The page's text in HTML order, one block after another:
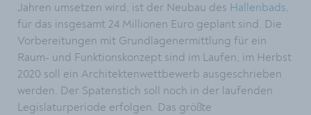
Jahren umsetzen wird, ist der Neubau des Hallenbads,
für das insgesamt 24 Millionen Euro geplant sind. Die
Vorbereitungen mit Grundlagenermittlung für ein
Raum- und Funktionskonzept sind im Laufen, im Herbst
2020 soll ein Architektenwettbewerb ausgeschrieben
werden. Der Spatenstich soll noch in der laufenden
Legislaturperiode erfolgen. Das größte